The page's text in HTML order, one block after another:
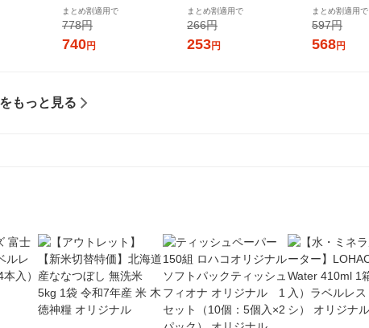
×2）オリオ
まとめ割適用で
778円
740円
（1個×2）キッコーマン 紙
パック
まとめ割適用で
266円
253円
ぱぱっと野
ー 180g 1個
ルト（イチ
ル
まとめ割適用で
597円
568円
もっと見る